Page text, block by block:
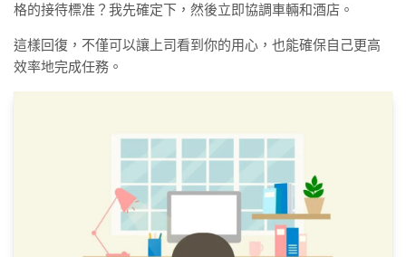
格的接待標准？我先確定下，然後立即協調車輛和酒店。
這樣回復，不僅可以讓上司看到你的用心，也能確保自己更高
效率地完成任務。